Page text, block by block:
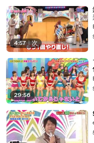
4:57 | 次
29:56